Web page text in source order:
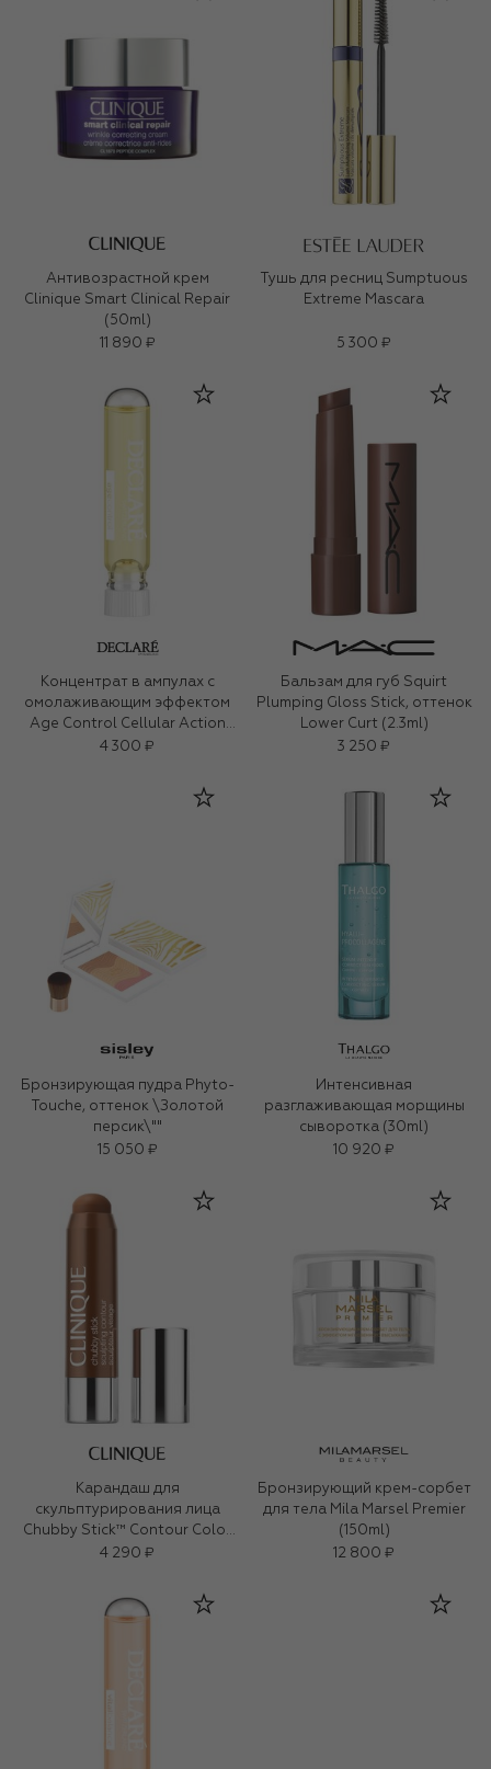
Антивозрастной крем
Clinique Smart Clinical Repair
(50ml)
11 890 ₽
Тушь для ресниц Sumptuous
Extreme Mascara
5 300 ₽
Концентрат в ампулах с
омолаживающим эффектом
Age Control Cellular Action
(7x2,5ml)
4 300 ₽
Бальзам для губ Squirt
Plumping Gloss Stick, оттенок
Lower Curt (2.3ml)
3 250 ₽
Бронзирующая пудра Phyto-
Touche, оттенок \Золотой
персик\""
15 050 ₽
Интенсивная
разглаживающая морщины
сыворотка (30ml)
10 920 ₽
Карандаш для
скульптурирования лица
Chubby Stick™ Contour Color
Balm, оттенок Curvy Contour
4 290 ₽
Бронзирующий крем-сорбет
для тела Mila Marsel Premier
(150ml)
12 800 ₽